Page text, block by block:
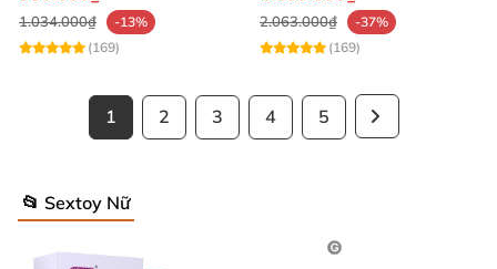
dáng nhỏ gọn
1.034.000₫
-13%
(169)
2.063.000₫
-37%
(169)
1 2 3 4 5
📂 Sextoy Nữ